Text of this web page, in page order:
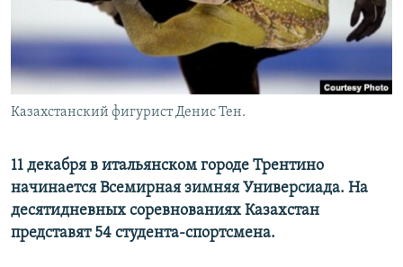
Казахстанский фигурист Денис Тен.
11 декабря в итальянском городе Трентино
начинается Всемирная зимняя Универсиада. На
десятидневных соревнованиях Казахстан
представят 54 студента-спортсмена.